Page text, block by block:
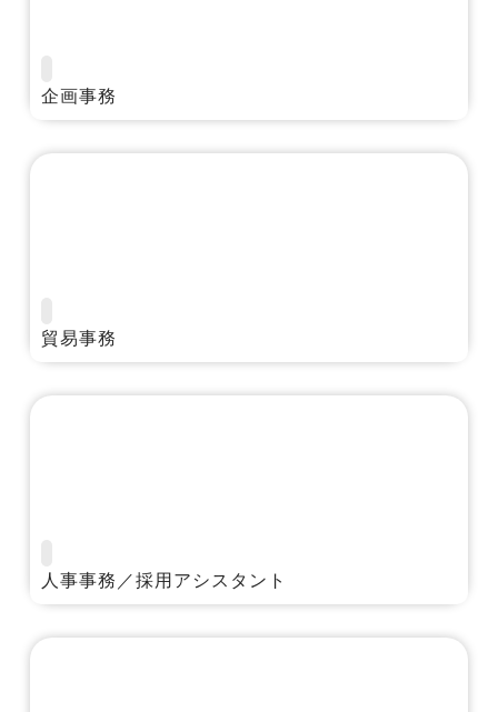
企画事務
貿易事務
人事事務／採用アシスタント